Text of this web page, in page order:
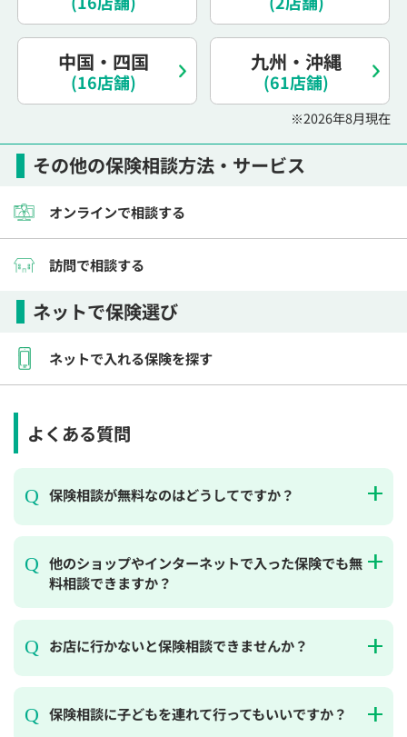
電話で相談予約 （オンライン保険相談専用）
0120-987-110
平日 / 土日祝日 10:00〜17:00（通話無料）
※受付時間外にご予約をいただいた場合は、
その他の保険相談方法・サービス
オンラインで相談する
訪問で相談する
ネットで保険選び
ネットで入れる保険を探す
中国・四国
(16店舗)
九州・沖縄
(61店舗)
※2026年8月現在
よくある質問
保険相談が無料なのはどうしてですか？
他のショップやインターネットで入った保険でも無
料相談できますか？
お店に行かないと保険相談できませんか？
保険相談に子どもを連れて行ってもいいですか？